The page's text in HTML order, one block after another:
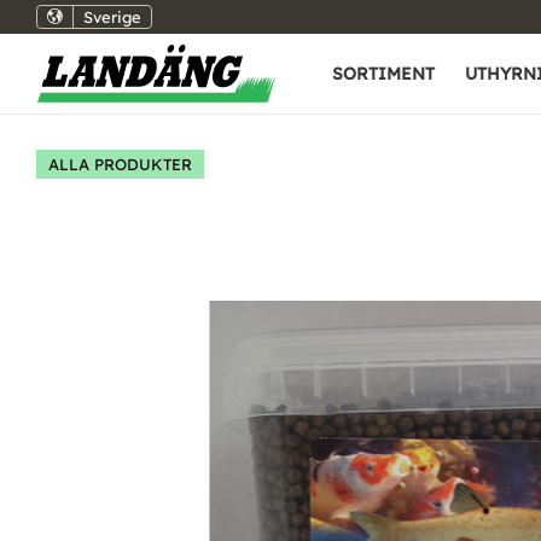
Sverige
SORTIMENT
ALLA PRODUKTER